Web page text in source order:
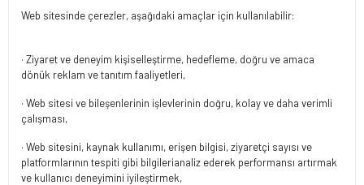
Web sitesinde çerezler, aşağıdaki amaçlar için kullanılabilir:
· Ziyaret ve deneyim kişiselleştirme, hedefleme, doğru ve amaca
dönük reklam ve tanıtım faaliyetleri,
· Web sitesi ve bileşenlerinin işlevlerinin doğru, kolay ve daha verimli
çalışması,
· Web sitesini, kaynak kullanımı, erişen bilgisi, ziyaretçi sayısı ve
platformlarının tespiti gibi bilgilerianaliz ederek performansı artırmak
ve kullanıcı deneyimini iyileştirmek,